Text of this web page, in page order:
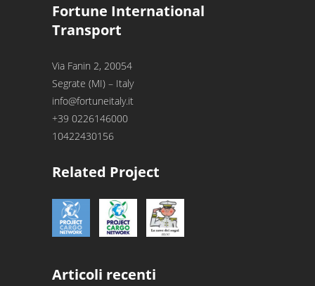
Fortune International
Transport
Via Fanin 2, 20054
Segrate (MI) – Italy
info@fortuneitaly.it
+39 0226146000
10422430156
Related Project
Articoli recenti